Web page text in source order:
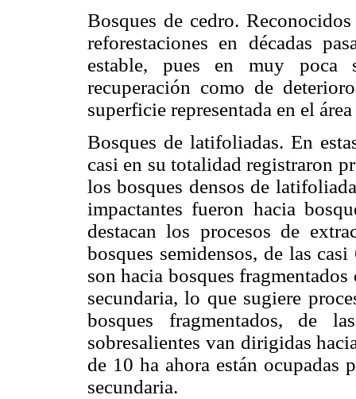
Bosques de cedro.
reforestaciones en décadas
estable, pues en muy poca
recuperación como de
superficie representada en el
Bosques de latifoliadas. En
casi en su totalidad registraron
los bosques densos de
impactantes fueron hacia
destacan los procesos de
bosques semidensos, de las
son hacia bosques
secundaria, lo que sugiere
bosques fragmentados, de
sobresalientes van dirigidas
de 10 ha ahora están ocupadas
secundaria.